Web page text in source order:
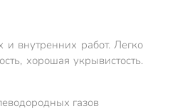
внутренних работ. Легко
хорошая укрывистость.
газов